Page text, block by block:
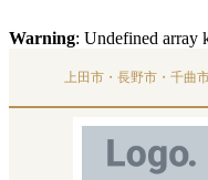
Warning: Undefined array
上田市・長野市・千曲